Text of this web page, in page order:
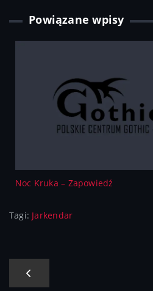
Powiązane wpisy
Noc Kruka – Zapowiedź
Tagi: Jarkendar